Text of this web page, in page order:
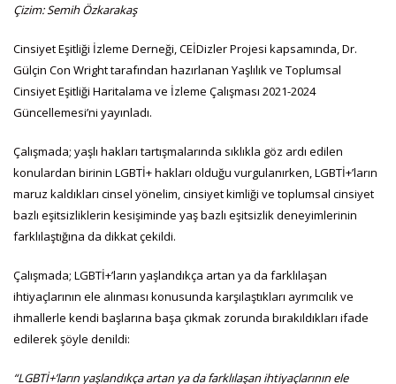
Çizim: Semih Özkarakaş
Cinsiyet Eşitliği İzleme Derneği, CEİDizler Projesi kapsamında, Dr.
Gülçin Con Wright tarafından hazırlanan Yaşlılık ve Toplumsal
Cinsiyet Eşitliği Haritalama ve İzleme Çalışması 2021-2024
Güncellemesi’ni yayınladı.
Çalışmada; yaşlı hakları tartışmalarında sıklıkla göz ardı edilen
konulardan birinin LGBTİ+ hakları olduğu vurgulanırken, LGBTİ+’ların
maruz kaldıkları cinsel yönelim, cinsiyet kimliği ve toplumsal cinsiyet
bazlı eşitsizliklerin kesişiminde yaş bazlı eşitsizlik deneyimlerinin
farklılaştığına da dikkat çekildi.
Çalışmada; LGBTİ+’ların yaşlandıkça artan ya da farklılaşan
ihtiyaçlarının ele alınması konusunda karşılaştıkları ayrımcılık ve
ihmallerle kendi başlarına başa çıkmak zorunda bırakıldıkları ifade
edilerek şöyle denildi:
“LGBTİ+’ların yaşlandıkça artan ya da farklılaşan ihtiyaçlarının ele